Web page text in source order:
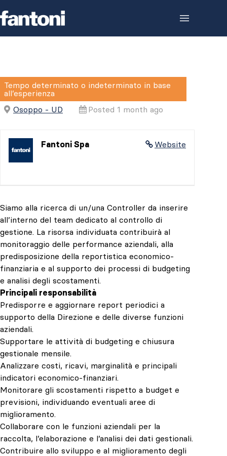
Tempo determinato o indeterminato in base
all’esperienza
Osoppo - UD
Posted 1 month ago
Website
Fantoni Spa
Siamo alla ricerca di un/una Controller da inserire
all’interno del team dedicato al controllo di
gestione. La risorsa individuata contribuirà al
monitoraggio delle performance aziendali, alla
predisposizione della reportistica economico-
finanziaria e al supporto dei processi di budgeting
e analisi degli scostamenti.
Principali responsabilità
Predisporre e aggiornare report periodici a
supporto della Direzione e delle diverse funzioni
aziendali.
Supportare le attività di budgeting e chiusura
gestionale mensile.
Analizzare costi, ricavi, marginalità e principali
indicatori economico-finanziari.
Monitorare gli scostamenti rispetto a budget e
previsioni, individuando eventuali aree di
miglioramento.
Collaborare con le funzioni aziendali per la
raccolta, l’elaborazione e l’analisi dei dati gestionali.
Contribuire allo sviluppo e al miglioramento degli